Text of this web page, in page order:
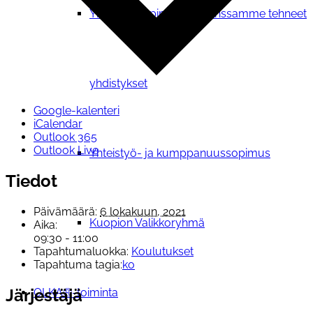
Yhteistyosopimuksen kanssamme tehneet
yhdistykset
Yhteistyö- ja kumppanuussopimus
Kuopion Valikkoryhmä
OLKA®-toiminta
Google-kalenteri
iCalendar
Outlook 365
Outlook Live
Tiedot
Päivämäärä: 6 lokakuun, 2021
Aika:
09:30 - 11:00
Tapahtumaluokka: Koulutukset
Tapahtuma tagia:ko
Järjestäjä